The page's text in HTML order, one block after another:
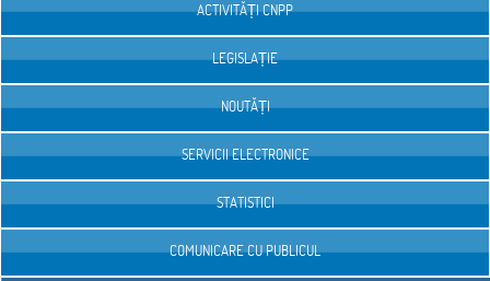
ACTIVITĂȚI CNPP
LEGISLAȚIE
NOUTĂȚI
SERVICII ELECTRONICE
STATISTICI
COMUNICARE CU PUBLICUL